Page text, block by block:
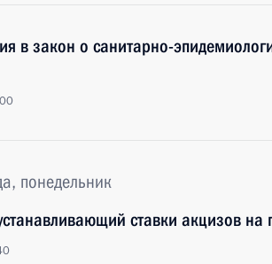
в закон о санитарно-
понедельник
ставки акцизов на